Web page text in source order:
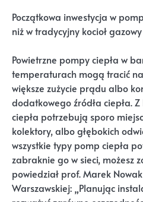
Początkowa inwestycja w
niż w tradycyjny kocioł
Powietrzne pompy ciepła w
temperaturach mogą tracić
większe zużycie prądu albo
dodatkowego źródła ciepła.
ciepła potrzebują sporo
kolektory, albo głębokich
wszystkie typy pomp ciepła
zabraknie go w sieci, możesz
powiedział prof. Marek
Warszawskiej: „Planując